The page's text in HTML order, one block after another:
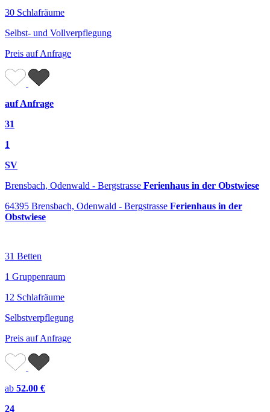
30 Schlafräume
Selbst- und Vollverpflegung
Preis auf Anfrage
auf Anfrage
31
1
SV
Brensbach, Odenwald - Bergstrasse Ferienhaus in der Obstwiese
64395 Brensbach, Odenwald - Bergstrasse Ferienhaus in der
Obstwiese
31 Betten
1 Gruppenraum
12 Schlafräume
Selbstverpflegung
Preis auf Anfrage
ab 52.00 €
24